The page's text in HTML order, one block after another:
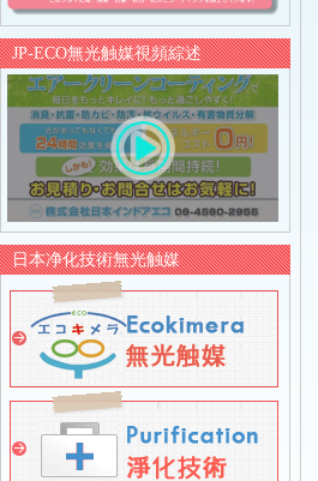
JP-ECO無光触媒視頻綜述
日本净化技術無光触媒